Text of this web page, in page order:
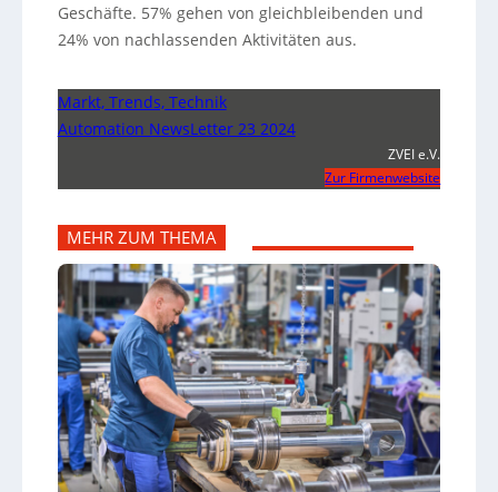
Geschäfte. 57% gehen von gleichbleibenden und
24% von nachlassenden Aktivitäten aus.
Markt, Trends, Technik
Automation NewsLetter 23 2024
ZVEI e.V.
Zur Firmenwebsite
MEHR ZUM THEMA